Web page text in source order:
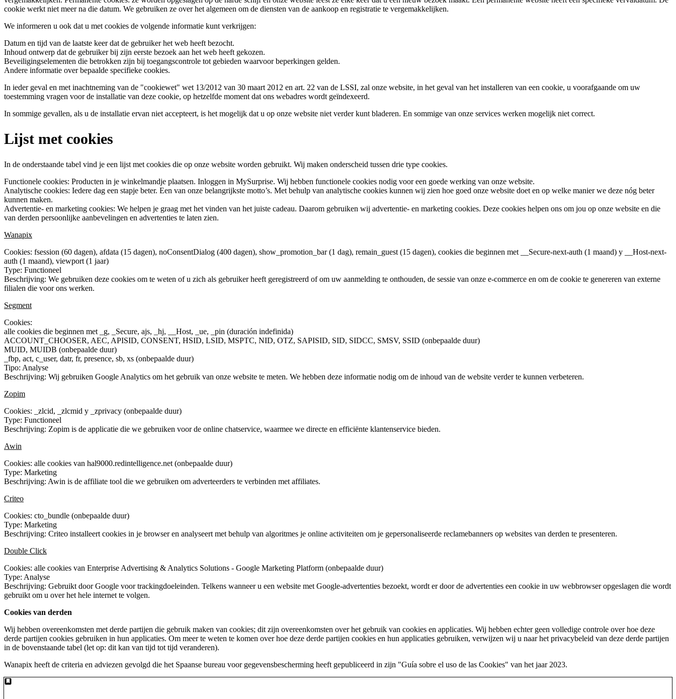
cookie werkt niet meer na die datum. We gebruiken ze over het algemeen om de diensten van de aankoop en registratie te vergemakkelijken.
We informeren u ook dat u met cookies de volgende informatie kunt verkrijgen:
Datum en tijd van de laatste keer dat de gebruiker het web heeft bezocht.
Inhoud ontwerp dat de gebruiker bij zijn eerste bezoek aan het web heeft gekozen.
Beveiligingselementen die betrokken zijn bij toegangscontrole tot gebieden waarvoor beperkingen gelden.
Andere informatie over bepaalde specifieke cookies.
In ieder geval en met inachtneming van de "cookiewet" wet 13/2012 van 30 maart 2012 en art. 22 van de LSSI, zal onze website, in het geval van het installeren van een cookie, u voorafgaande om uw
toestemming vragen voor de installatie van deze cookie, op hetzelfde moment dat ons webadres wordt geïndexeerd.
In sommige gevallen, als u de installatie ervan niet accepteert, is het mogelijk dat u op onze website niet verder kunt bladeren. En sommige van onze services werken mogelijk niet correct.
Lijst met cookies
In de onderstaande tabel vind je een lijst met cookies die op onze website worden gebruikt. Wij maken onderscheid tussen drie type cookies.
Functionele cookies: Producten in je winkelmandje plaatsen. Inloggen in MySurprise. Wij hebben functionele cookies nodig voor een goede werking van onze website.
Analytische cookies: Iedere dag een stapje beter. Een van onze belangrijkste motto’s. Met behulp van analytische cookies kunnen wij zien hoe goed onze website doet en op welke manier we deze nóg beter
kunnen maken.
Advertentie- en marketing cookies: We helpen je graag met het vinden van het juiste cadeau. Daarom gebruiken wij advertentie- en marketing cookies. Deze cookies helpen ons om jou op onze website en die
van derden persoonlijke aanbevelingen en advertenties te laten zien.
Wanapix
Cookies: fsession (60 dagen), afdata (15 dagen), noConsentDialog (400 dagen), show_promotion_bar (1 dag), remain_guest (15 dagen), cookies die beginnen met __Secure-next-auth (1 maand) y __Host-next-
auth (1 maand), viewport (1 jaar)
Type: Functioneel
Beschrijving: We gebruiken deze cookies om te weten of u zich als gebruiker heeft geregistreerd of om uw aanmelding te onthouden, de sessie van onze e-commerce en om de cookie te genereren van externe
filialen die voor ons werken.
Segment
Cookies:
alle cookies die beginnen met _g, _Secure, ajs, _hj, __Host, _ue, _pin (duración indefinida)
ACCOUNT_CHOOSER, AEC, APISID, CONSENT, HSID, LSID, MSPTC, NID, OTZ, SAPISID, SID, SIDCC, SMSV, SSID (onbepaalde duur)
MUID, MUIDB (onbepaalde duur)
_fbp, act, c_user, datr, fr, presence, sb, xs (onbepaalde duur)
Tipo: Analyse
Beschrijving: Wij gebruiken Google Analytics om het gebruik van onze website te meten. We hebben deze informatie nodig om de inhoud van de website verder te kunnen verbeteren.
Zopim
Cookies: _zlcid, _zlcmid y _zprivacy (onbepaalde duur)
Type: Functioneel
Beschrijving: Zopim is de applicatie die we gebruiken voor de online chatservice, waarmee we directe en efficiënte klantenservice bieden.
Awin
Cookies: alle cookies van hal9000.redintelligence.net (onbepaalde duur)
Type: Marketing
Beschrijving: Awin is de affiliate tool die we gebruiken om adverteerders te verbinden met affiliates.
Criteo
Cookies: cto_bundle (onbepaalde duur)
Type: Marketing
Beschrijving: Criteo installeert cookies in je browser en analyseert met behulp van algoritmes je online activiteiten om je gepersonaliseerde reclamebanners op websites van derden te presenteren.
Double Click
Cookies: alle cookies van Enterprise Advertising & Analytics Solutions - Google Marketing Platform (onbepaalde duur)
Type: Analyse
Beschrijving: Gebruikt door Google voor trackingdoeleinden. Telkens wanneer u een website met Google-advertenties bezoekt, wordt er door de advertenties een cookie in uw webbrowser opgeslagen die wordt
gebruikt om u over het hele internet te volgen.
Cookies van derden
Wij hebben overeenkomsten met derde partijen die gebruik maken van cookies; dit zijn overeenkomsten over het gebruik van cookies en applicaties. Wij hebben echter geen volledige controle over hoe deze
derde partijen cookies gebruiken in hun applicaties. Om meer te weten te komen over hoe deze derde partijen cookies en hun applicaties gebruiken, verwijzen wij u naar het privacybeleid van deze derde partijen
in de bovenstaande tabel (let op: dit kan van tijd tot tijd veranderen).
Wanapix heeft de criteria en adviezen gevolgd die het Spaanse bureau voor gegevensbescherming heeft gepubliceerd in zijn "Guía sobre el uso de las Cookies" van het jaar 2023.